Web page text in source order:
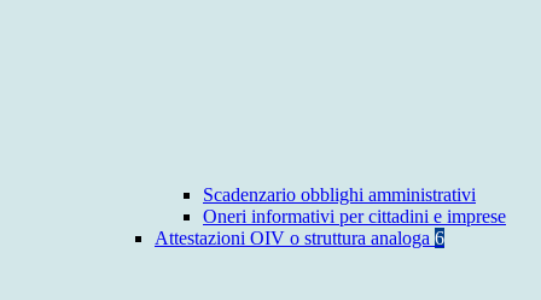
Scadenzario obblighi amministrativi
Oneri informativi per cittadini e imprese
Attestazioni OIV o struttura analoga 6